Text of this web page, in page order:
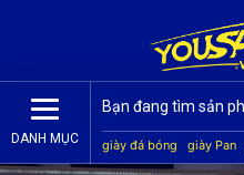
DANH MỤC giày đá bóng giày Pan
Jogarbola
giày Mitre